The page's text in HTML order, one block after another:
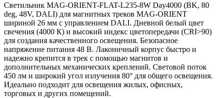
Светильник MAG-ORIENT-FLAT-L235-8W Day4000 (BK, 80
deg, 48V, DALI) для магнитных треков MAG-ORIENT
шириной 26 мм с управлением DALI. Дневной белый цвет
свечения (4000 К) и высокий индекс цветопередачи (CRI>90)
для создания качественного освещения. Безопасное
напряжение питания 48 В. Лаконичный корпус быстро и
надежно крепится в трек с помощью магнитов и
дополнительных механических креплений. Световой поток
450 лм и широкий угол излучения 80° для общего освещения.
Идеально подходит для освещения жилых, офисных,
торговых и других помещений.